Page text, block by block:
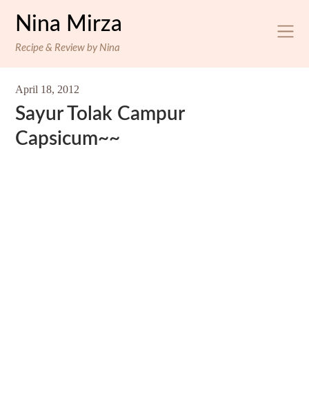
Nina Mirza
Recipe & Review by Nina
April 18, 2012
Sayur Tolak Campur
Capsicum~~